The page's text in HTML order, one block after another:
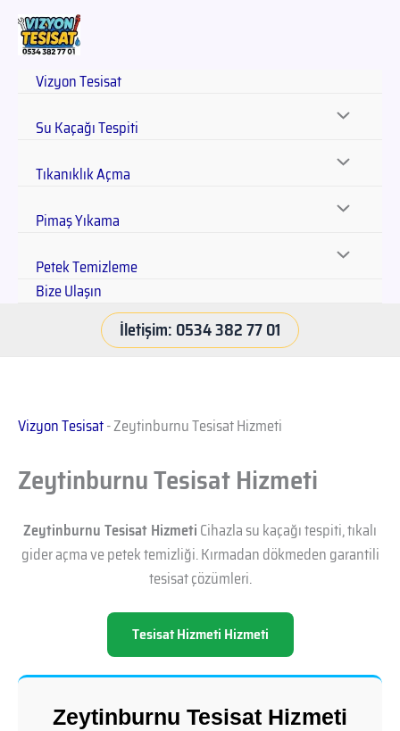
Vizyon Tesisat
Su Kaçağı Tespiti
Tıkanıklık Açma
Pimaş Yıkama
Petek Temizleme
Bize Ulaşın
İletişim: 0534 382 77 01
Vizyon Tesisat-Zeytinburnu Tesisat Hizmeti
Zeytinburnu Tesisat Hizmeti
Zeytinburnu Tesisat HizmetiCihazla su kaçağı tespiti, tıkalı
gider açma ve petek temizliği. Kırmadan dökmeden garantili
tesisat çözümleri.
Tesisat Hizmeti Hizmeti
Zeytinburnu Tesisat Hizmeti